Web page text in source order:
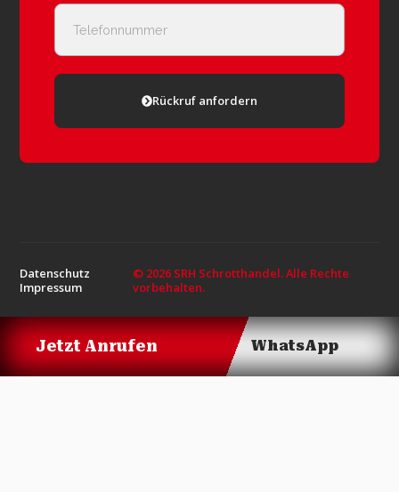
Rückruf anfordern
Datenschutz
Impressum
© 2026 SRH Schrotthandel. Alle Rechte
vorbehalten.
Jetzt Anrufen WhatsApp